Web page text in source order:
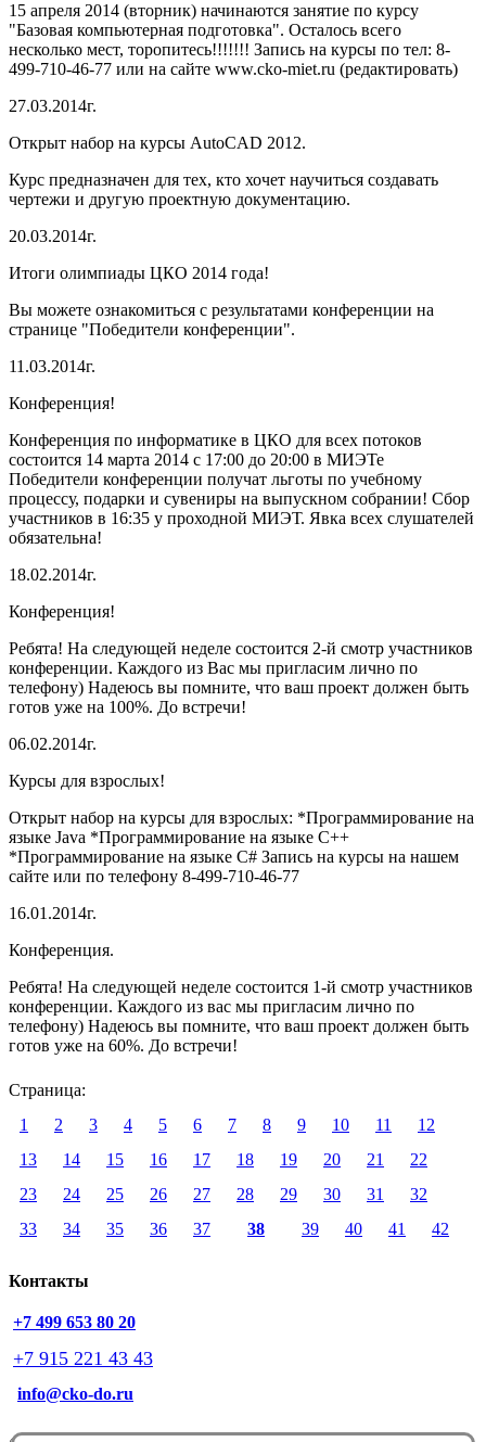
15 апреля 2014 (вторник) начинаются занятие по курсу
"Базовая компьютерная подготовка". Осталось всего
несколько мест, торопитесь!!!!!!! Запись на курсы по тел: 8-
499-710-46-77 или на сайте www.cko-miet.ru (редактировать)
27.03.2014г.
Открыт набор на курсы AutoCAD 2012.
Курс предназначен для тех, кто хочет научиться создавать
чертежи и другую проектную документацию.
20.03.2014г.
Итоги олимпиады ЦКО 2014 года!
Вы можете ознакомиться с результатами конференции на
странице "Победители конференции".
11.03.2014г.
Конференция!
Конференция по информатике в ЦКО для всех потоков
состоится 14 марта 2014 с 17:00 до 20:00 в МИЭТе
Победители конференции получат льготы по учебному
процессу, подарки и сувениры на выпускном собрании! Сбор
участников в 16:35 у проходной МИЭТ. Явка всех слушателей
обязательна!
18.02.2014г.
Конференция!
Ребята! На следующей неделе состоится 2-й смотр участников
конференции. Каждого из Вас мы пригласим лично по
телефону) Надеюсь вы помните, что ваш проект должен быть
готов уже на 100%. До встречи!
06.02.2014г.
Курсы для взрослых!
Открыт набор на курсы для взрослых: *Программирование на
языке Java *Программирование на языке C++
*Программирование на языке C# Запись на курсы на нашем
сайте или по телефону 8-499-710-46-77
16.01.2014г.
Конференция.
Ребята! На следующей неделе состоится 1-й смотр участников
конференции. Каждого из вас мы пригласим лично по
телефону) Надеюсь вы помните, что ваш проект должен быть
готов уже на 60%. До встречи!
Страница:
1
2 3 4 5 6 7 8 9 10 11
12
13
14 15 16 17 18 19 20 21
22
23
24 25 26 27 28 29 30 31
32
33
34 35 36 37 38 39 40 41 42
Контакты
+7 499 653 80 20
+7 915 221 43 43
info@cko-do.ru